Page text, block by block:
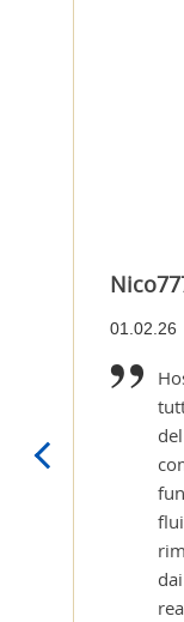
01.02.26